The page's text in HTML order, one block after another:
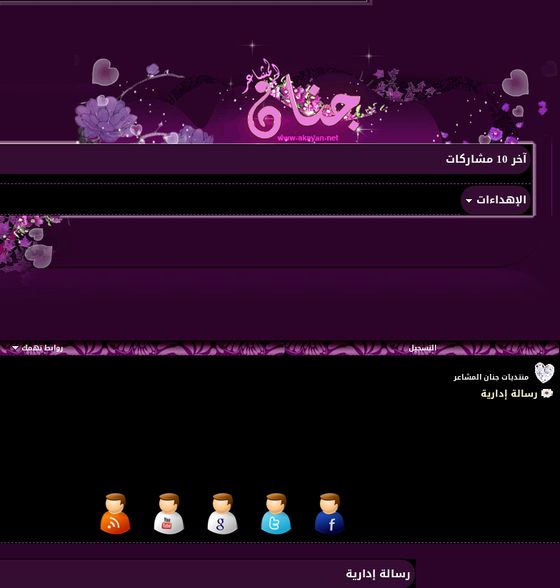
آخر 10 مشاركات
الإهداءات
التسجيل روابط تهمك
منتديات جنان المشاعر
رسالة إدارية
رسالة إدارية